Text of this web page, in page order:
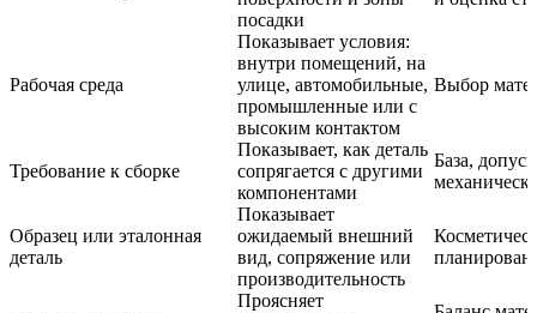
посадки
Рабочая среда
Показывает условия:
внутри помещений, на
улице, автомобильные,
промышленные или с
высоким контактом
Выбор
Требование к сборке
Показывает, как деталь
сопрягается с другими
компонентами
База,
Образец или эталонная
деталь
Показывает
ожидаемый внешний
вид, сопряжение или
производительность
Проясняет